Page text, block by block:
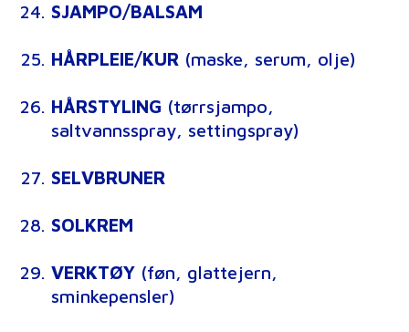
SJAMPO/BALSAM
HÅRPLEIE/KUR (maske, serum, olje)
HÅRSTYLING (tørrsjampo,
saltvannsspray, settingspray)
SELVBRUNER
SOLKREM
VERKTØY (føn, glattejern,
sminkepensler)